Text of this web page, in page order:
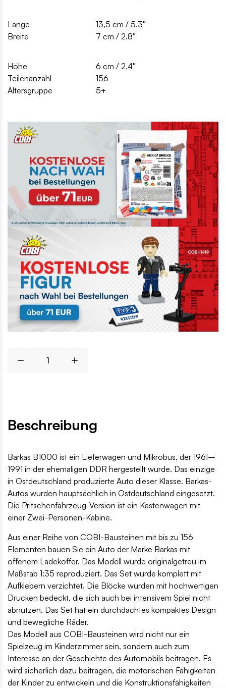
Länge
13,5 cm / 5.3″
Breite
7 cm / 2.8″
Höhe
6 cm / 2.4″
Teilenanzahl
156
Altersgruppe
5+
Beschreibung
Barkas B1000 ist ein Lieferwagen und Mikrobus, der 1961–
1991 in der ehemaligen DDR hergestellt wurde. Das einzige
in Ostdeutschland produzierte Auto dieser Klasse. Barkas-
Autos wurden hauptsächlich in Ostdeutschland eingesetzt.
Die Pritschenfahrzeug-Version ist ein Kastenwagen mit
einer Zwei-Personen-Kabine.
Aus einer Reihe von COBI-Bausteinen mit bis zu 156
Elementen bauen Sie ein Auto der Marke Barkas mit
offenem Ladekoffer. Das Modell wurde originalgetreu im
Maßstab 1:35 reproduziert. Das Set wurde komplett mit
Aufklebern verzichtet. Die Blöcke wurden mit hochwertigen
Drucken bedeckt, die sich auch bei intensivem Spiel nicht
abnutzen. Das Set hat ein durchdachtes kompaktes Design
und bewegliche Räder.
Das Modell aus COBI-Bausteinen wird nicht nur ein
Spielzeug im Kinderzimmer sein, sondern auch zum
Interesse an der Geschichte des Automobils beitragen. Es
wird sicherlich dazu beitragen, die motorischen Fähigkeiten
der Kinder zu entwickeln und die Konstruktionsfähigkeiten